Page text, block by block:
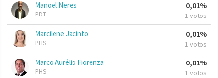
Manoel Neres
PDT
0,01%
1 votos
Marcilene Jacinto
PHS
0,01%
1 votos
Marco Aurélio Fiorenza
PHS
0,01%
1 votos